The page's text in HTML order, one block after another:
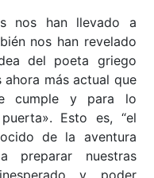
nos han llevado a
nos han revelado
del poeta griego
más actual que
cumple y para lo
Esto es, “el
de la aventura
preparar nuestras